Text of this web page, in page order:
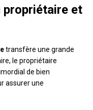
propriétaire et
transfère une grande
le propriétaire
de bien
assurer une